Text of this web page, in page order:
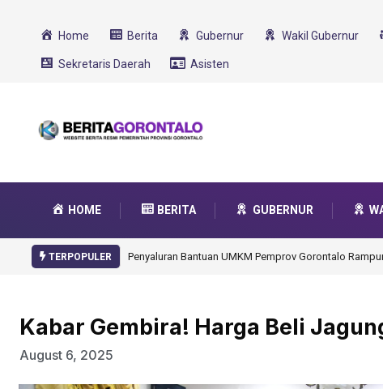
Home Berita Gubernur Wakil Gubernur
Sekretaris Daerah Asisten
HOME BERITA GUBERNUR
TERPOPULER Gorontalo Ikut Dukung Program SMA Unggul Garuda
Kabar Gembira! Harga Beli
August 6, 2025